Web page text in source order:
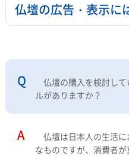
仏壇の広告・表示に
仏壇の購入を検討して
ルがありますか？
仏壇は日本人の生活に
なものですが、消費者